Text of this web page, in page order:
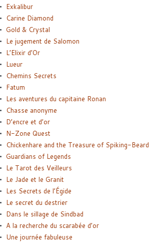
Exkalibur
Carine Diamond
Gold & Crystal
Le jugement de Salomon
L’Elixir d’Or
Lueur
Chemins Secrets
Fatum
Les aventures du capitaine Ronan
Chasse anonyme
D’encre et d’or
N-Zone Quest
Chickenhare and the Treasure of Spiking-Beard
Guardians of Legends
Le Tarot des Veilleurs
Le Jade et le Granit
Les Secrets de l’Égide
Le secret du destrier
Dans le sillage de Sindbad
A la recherche du scarabée d’or
Une journée fabuleuse